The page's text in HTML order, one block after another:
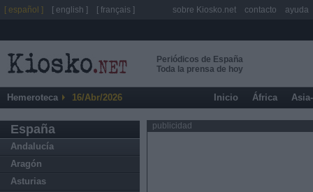
Periódicos de España
Toda la prensa de hoy
Hemeroteca 16/Abr/2026 Inicio África
España
Andalucía
Aragón
Asturias
publicidad
[ español ] [ english ] [ français ] sobre Kiosko.net contacto ayuda